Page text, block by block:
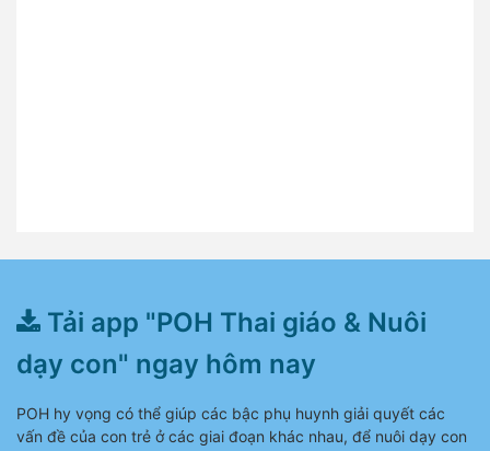
Tải app "POH Thai giáo & Nuôi
dạy con" ngay hôm nay
POH hy vọng có thể giúp các bậc phụ huynh giải quyết các
vấn đề của con trẻ ở các giai đoạn khác nhau, để nuôi dạy con